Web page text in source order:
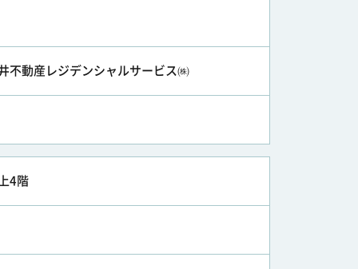
不動産レジデンシャルサービス㈱
4階